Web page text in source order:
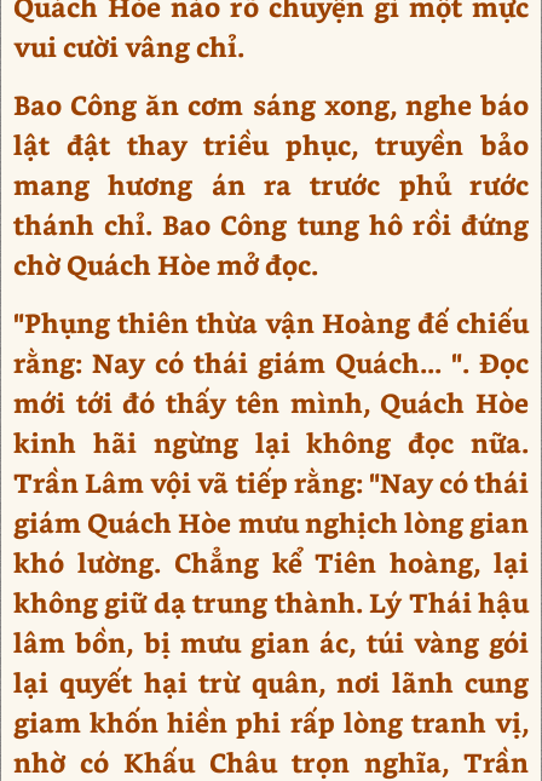
vui cười vâng chỉ.
Bao Công ăn cơm sáng xong, nghe báo
lật đật thay triều phục, truyền bảo
mang hương án ra trước phủ rước
thánh chỉ. Bao Công tung hô rồi đứng
chờ Quách Hòe mở đọc.
"Phụng thiên thừa vận Hoàng đế chiếu
rằng: Nay có thái giám Quách... ". Đọc
mới tới đó thấy tên mình, Quách Hòe
kinh hãi ngừng lại không đọc nữa.
Trần Lâm vội vã tiếp rằng: "Nay có thái
giám Quách Hòe mưu nghịch lòng gian
khó lường. Chẳng kể Tiên hoàng, lại
không giữ dạ trung thành. Lý Thái hậu
lâm bồn, bị mưu gian ác, túi vàng gói
lại quyết hại trừ quân, nơi lãnh cung
giam khốn hiền phi rấp lòng tranh vị,
nhờ có Khấu Châu trọn nghĩa, Trần